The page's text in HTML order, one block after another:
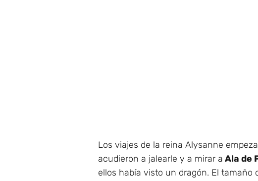
Los viajes de la reina Alysanne
acudieron a jalearle y a mirar a Ala de
ellos había visto un dragón. El